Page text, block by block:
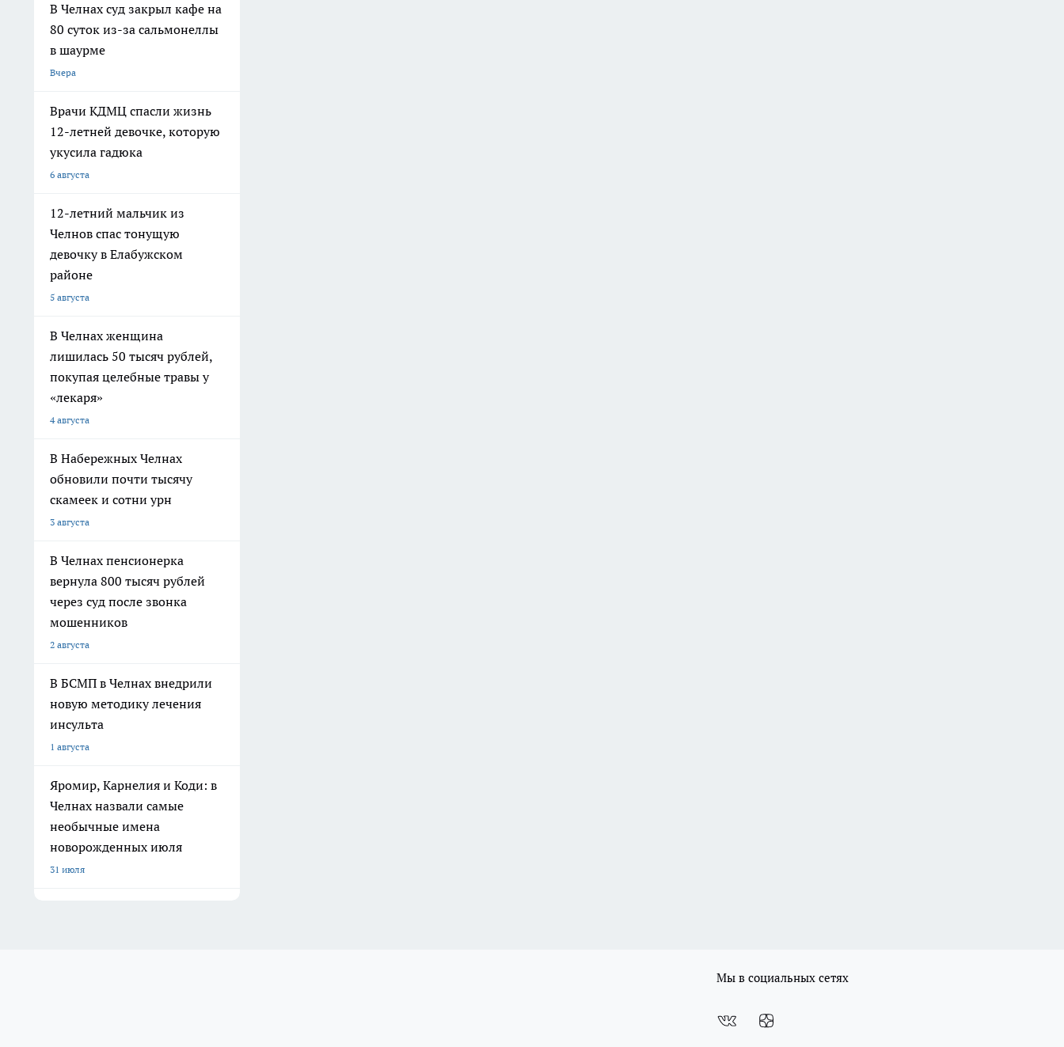
В Челнах суд закрыл кафе на
80 суток из-за сальмонеллы
в шаурме
Вчера
Врачи КДМЦ спасли жизнь
12-летней девочке, которую
укусила гадюка
6 августа
12-летний мальчик из
Челнов спас тонущую
девочку в Елабужском
районе
5 августа
В Челнах женщина
лишилась 50 тысяч рублей,
покупая целебные травы у
«лекаря»
4 августа
В Набережных Челнах
обновили почти тысячу
скамеек и сотни урн
3 августа
В Челнах пенсионерка
вернула 800 тысяч рублей
через суд после звонка
мошенников
2 августа
В БСМП в Челнах внедрили
новую методику лечения
инсульта
1 августа
Яромир, Карнелия и Коди: в
Челнах назвали самые
необычные имена
новорожденных июля
31 июля
Мы в социальных сетях